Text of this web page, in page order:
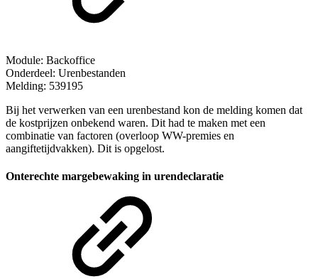
Module: Backoffice
Onderdeel: Urenbestanden
Melding: 539195
Bij het verwerken van een urenbestand kon de melding komen dat
de kostprijzen onbekend waren. Dit had te maken met een
combinatie van factoren (overloop WW-premies en
aangiftetijdvakken). Dit is opgelost.
Onterechte margebewaking in urendeclaratie